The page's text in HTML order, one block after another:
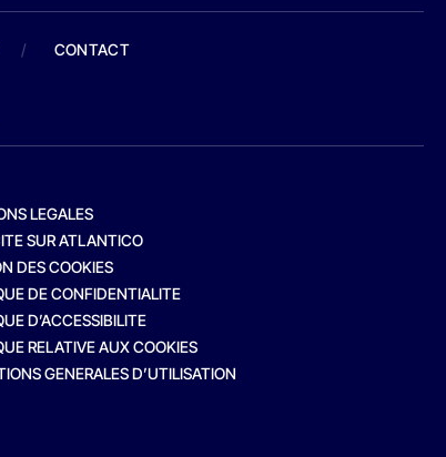
/ CONTACT
LEGALES
SUR ATLANTICO
DES COOKIES
DE CONFIDENTIALITE
D’ACCESSIBILITE
RELATIVE AUX COOKIES
GENERALES D’UTILISATION